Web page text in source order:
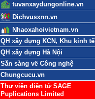
tuvanxaydungonline.vn
Dichvusxnn.vn
Nhaoxahoivietnam.vn
QH xây dựng KCN, Khu kinh tế
QH xây dựng Hà Nội
Sẵn sàng về Công nghệ
Chungcucu.vn
Thư viện điện tử SAGE
Puplications Limited